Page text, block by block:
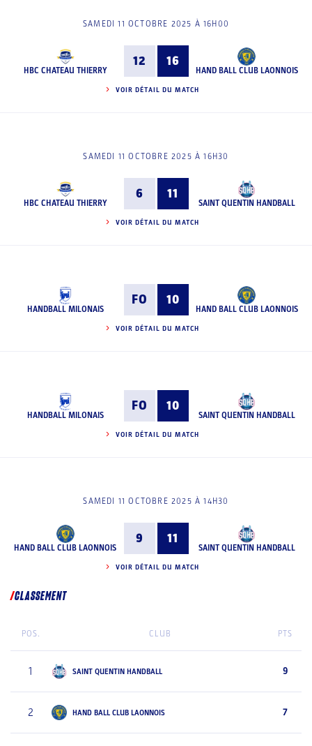
SAMEDI 11 OCTOBRE 2025 À 16H00
HBC CHATEAU THIERRY
12 16
HAND BALL CLUB LAONNOIS
VOIR DÉTAIL DU MATCH
SAMEDI 11 OCTOBRE 2025 À 16H30
HBC CHATEAU THIERRY
6 11
SAINT QUENTIN HANDBALL
VOIR DÉTAIL DU MATCH
HANDBALL MILONAIS
FO 10
HAND BALL CLUB LAONNOIS
VOIR DÉTAIL DU MATCH
HANDBALL MILONAIS
FO 10
SAINT QUENTIN HANDBALL
VOIR DÉTAIL DU MATCH
SAMEDI 11 OCTOBRE 2025 À 14H30
HAND BALL CLUB LAONNOIS
9 11
SAINT QUENTIN HANDBALL
VOIR DÉTAIL DU MATCH
CLASSEMENT
POS. CLUB PTS
1 SAINT QUENTIN HANDBALL 9
2 HAND BALL CLUB LAONNOIS 7